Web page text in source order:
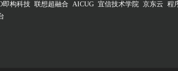
即构科技 联想超融合 AICUG 宜信技术学院 京东云 程